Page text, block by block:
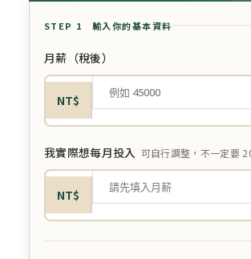
STEP 1 輸入你的基本資料
月薪（稅後）
NT$
我實際想每月投入 可自行調整，不一定要
NT$